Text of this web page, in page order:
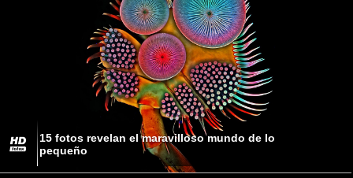
15 fotos revelan el maravilloso mundo de lo
pequeño